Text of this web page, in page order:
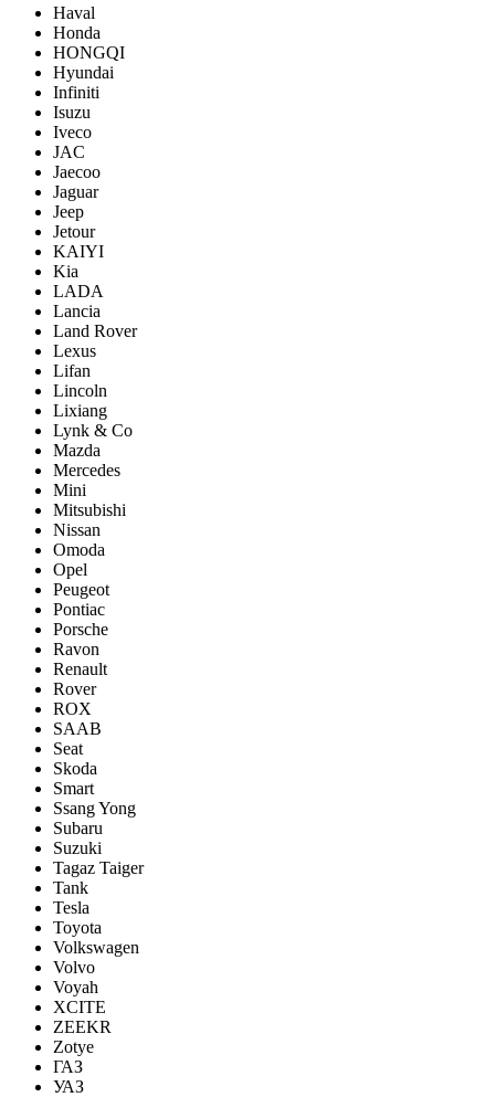
Haval
Honda
HONGQI
Hyundai
Infiniti
Isuzu
Iveco
JAC
Jaecoo
Jaguar
Jeep
Jetour
KAIYI
Kia
LADA
Lancia
Land Rover
Lexus
Lifan
Lincoln
Lixiang
Lynk & Co
Mazda
Mercedes
Mini
Mitsubishi
Nissan
Omoda
Opel
Peugeot
Pontiac
Porsсhe
Ravon
Renault
Rover
ROX
SAAB
Seat
Skoda
Smart
Ssang Yong
Subaru
Suzuki
Tagaz Taiger
Tank
Tesla
Toyota
Volkswagen
Volvo
Voyah
XCITE
ZEEKR
Zotye
ГАЗ
УАЗ